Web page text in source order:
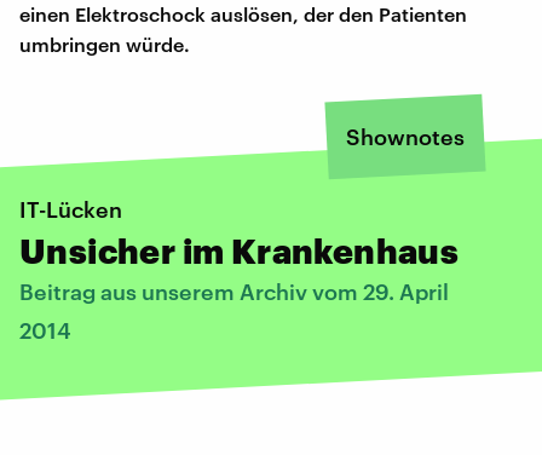
einen Elektroschock auslösen, der den Patienten
umbringen würde.
Shownotes
IT-Lücken
Unsicher im Krankenhaus
Beitrag aus unserem Archiv vom 29. April
2014